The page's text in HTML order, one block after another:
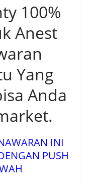
100%
Anest
Yang
Anda
INI
PUSH